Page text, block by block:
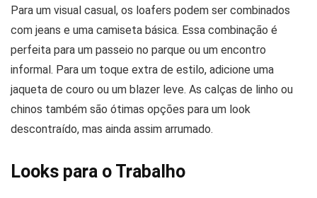
Para um visual casual, os loafers podem ser combinados
com jeans e uma camiseta básica. Essa combinação é
perfeita para um passeio no parque ou um encontro
informal. Para um toque extra de estilo, adicione uma
jaqueta de couro ou um blazer leve. As calças de linho ou
chinos também são ótimas opções para um look
descontraído, mas ainda assim arrumado.
Looks para o Trabalho